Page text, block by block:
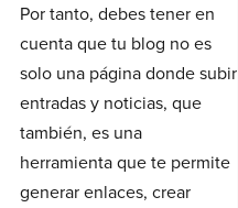
Por tanto, debes tener en
cuenta que tu blog no es
solo una página donde subir
entradas y noticias, que
también, es una
herramienta que te permite
generar enlaces, crear